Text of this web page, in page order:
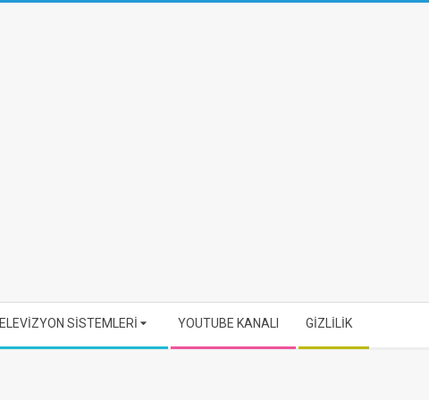
SİSTEMLERİ YOUTUBE KANALI GİZLİLİK